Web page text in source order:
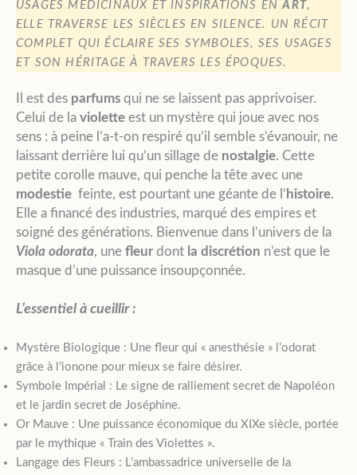
USAGES MÉDICINAUX ET INSPIRATIONS ENART,
ELLE TRAVERSE LES SIÈCLES EN SILENCE. UN RÉCIT
COMPLET QUI ÉCLAIRE SES SYMBOLES, SES USAGES
ET SON HÉRITAGE À TRAVERS LES ÉPOQUES.
Il est des parfums qui ne se laissent pas apprivoiser.
Celui de la violette est un mystère qui joue avec nos
sens : à peine l’a-t-on respiré qu’il semble s’évanouir, ne
laissant derrière lui qu’un sillage de nostalgie. Cette
petite corolle mauve, qui penche la tête avec une
modestie feinte, est pourtant une géante de l’ histoire.
Elle a financé des industries, marqué des empires et
soigné des générations. Bienvenue dans l’univers de la
Viola odorata, une fleurdont la discrétion n’est que le
masque d’une puissance insoupçonnée.
L’essentiel à cueillir :
Mystère Biologique : Une fleur qui « anesthésie » l’odorat
grâce à l’ionone pour mieux se faire désirer.
Symbole Impérial : Le signe de ralliement secret de Napoléon
et le jardin secret de Joséphine.
Or Mauve : Une puissance économique du XIXe siècle, portée
par le mythique « Train des Violettes ».
Langage des Fleurs : L’ambassadrice universelle de la